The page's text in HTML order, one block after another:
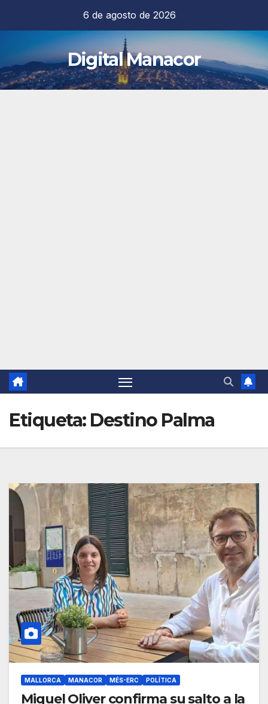
contenido
6 de agosto de 2026
Digital Manacor
Etiqueta: Destino Palma
MALLORCA MANACOR MÉS-ERC POLÍTICA
Miquel Oliver confirma su salto a la